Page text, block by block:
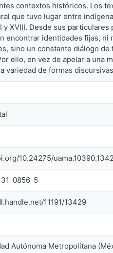
contextos históricos. Los
que tuvo lugar entre
y XVIII. Desde sus
encontrar identidades fijas,
sino un constante diálogo
ello, en vez de apelar a una
variedad de formas
10.24275/
0856-5
11191/13429
Autónoma Metropolitana